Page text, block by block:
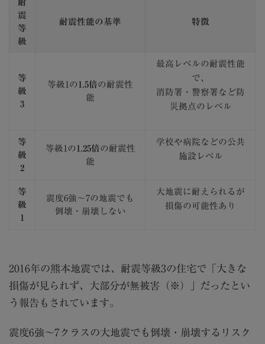
耐
震
等
級
耐震性能の基準 特徴
等
級
3
等級1の 1.5倍の耐震性
能
最高レベルの耐震性能
で、
消防署・警察署など防
災拠点のレベル
等
級
2
等級1の 1.25倍の耐震性
能
学校や病院などの公共
施設レベル
等
級
1
震度6強～7の地震でも
倒壊・崩壊しない
大地震に耐えられるが
損傷の可能性あり
2016年の熊本地震では、耐震等級3の住宅で「大きな
損傷が見られず、大部分が無被害（※）」だったとい
う報告もされています。
震度6強〜7クラスの大地震でも倒壊・崩壊するリスク